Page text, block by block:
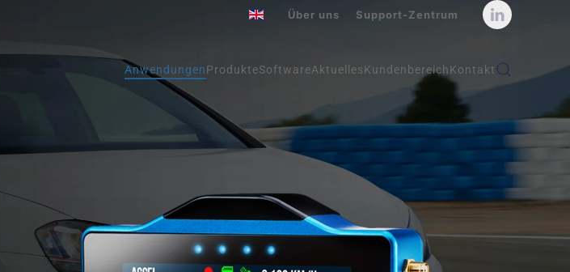
Über uns Support-Zentrum
AnwendungenProdukteSoftwareAktuellesKundenbereichKontakt